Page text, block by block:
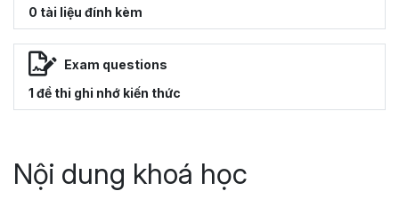
0 tài liệu đính kèm
Exam questions
1 đề thi ghi nhớ kiến thức
Nội dung khoá học